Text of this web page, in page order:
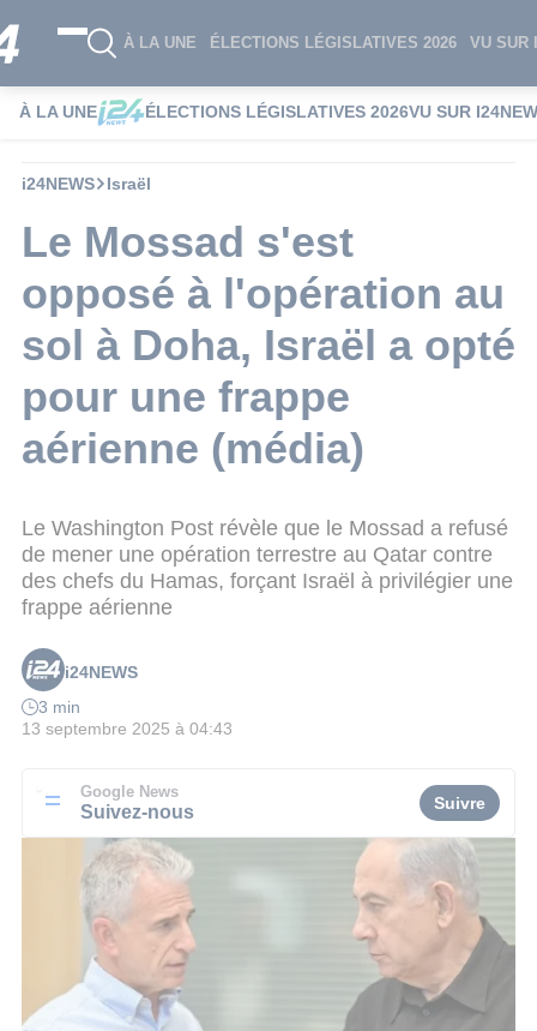
À LA UNE ÉLECTIONS LÉGISLATIVES 2026 VU SUR
À LA UNE ÉLECTIONS LÉGISLATIVES 2026VU SUR
i24NEWS Israël
Le Mossad s'est
opposé à l'opération au
sol à Doha, Israël a opté
pour une frappe
aérienne (média)
Le Washington Post révèle que le Mossad a refusé
de mener une opération terrestre au Qatar contre
des chefs du Hamas, forçant Israël à privilégier une
frappe aérienne
i24NEWS
3 min
13 septembre 2025 à 04:43
Google News
Suivez-nous Suivre